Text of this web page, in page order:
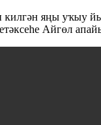
килгән яңы уҡыу
Айгөл